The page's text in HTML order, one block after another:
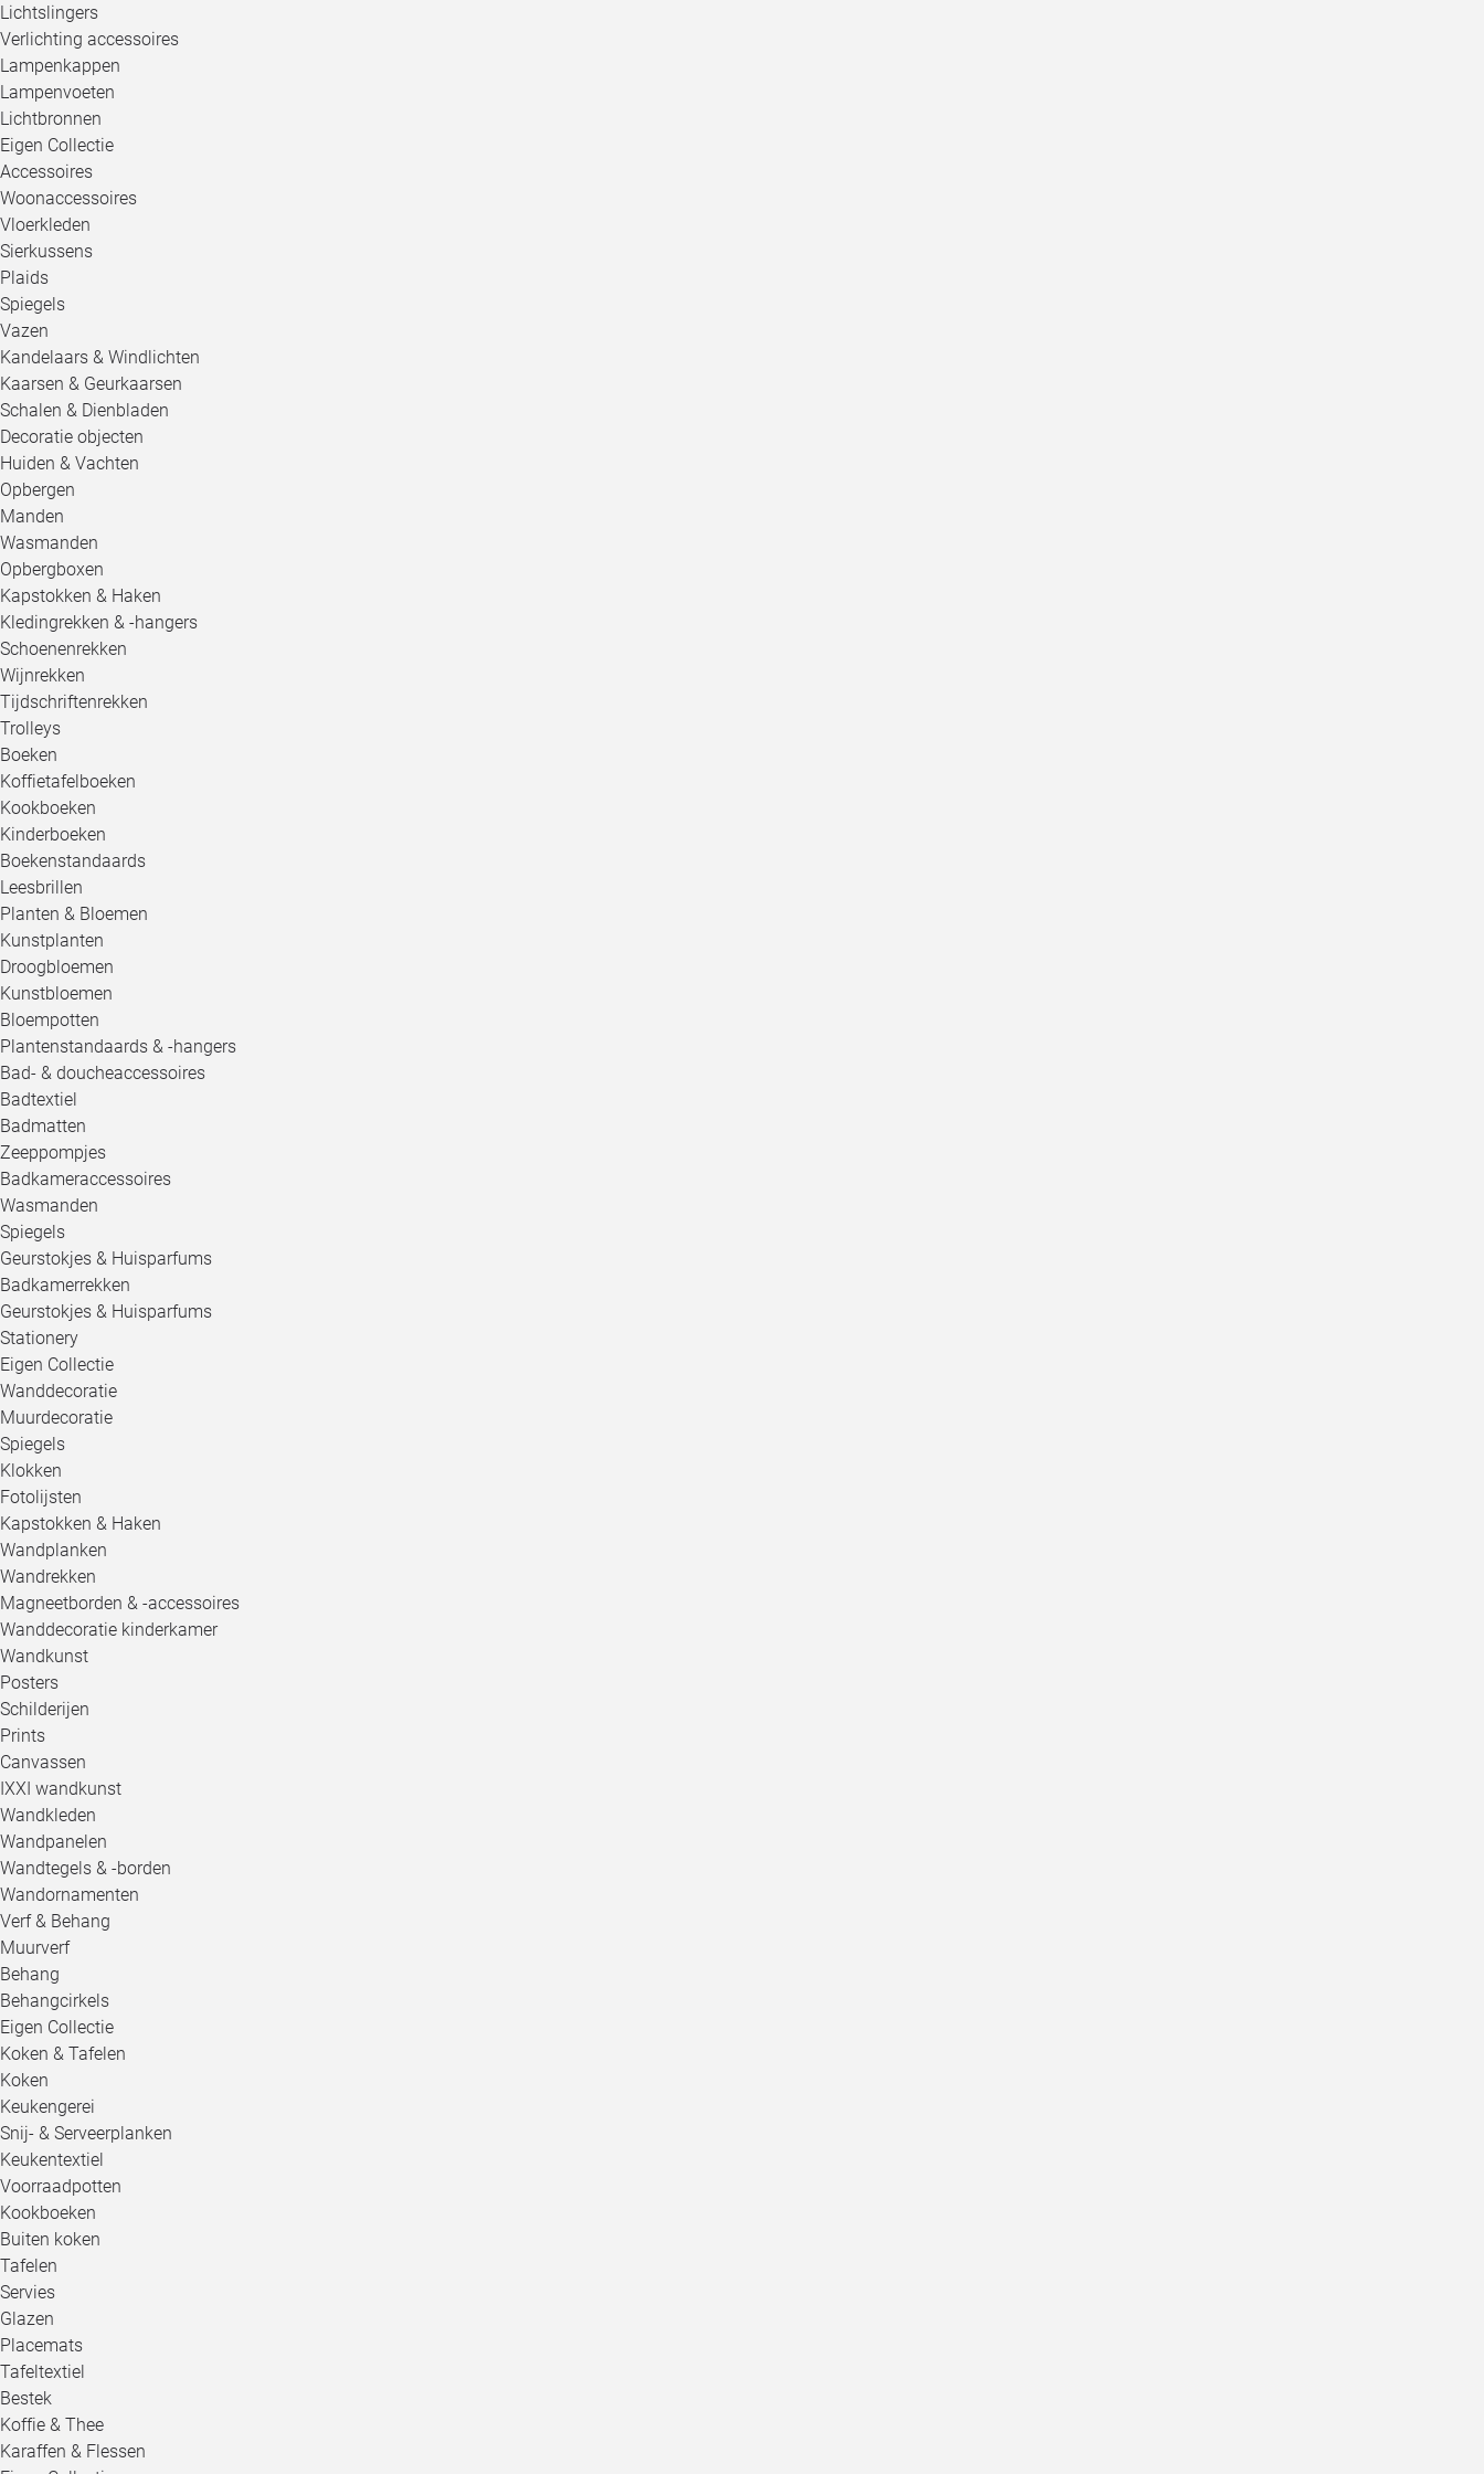
Lichtslingers
Verlichting accessoires
Lampenkappen
Lampenvoeten
Lichtbronnen
Eigen Collectie
Accessoires
Woonaccessoires
Vloerkleden
Sierkussens
Plaids
Spiegels
Vazen
Kandelaars & Windlichten
Kaarsen & Geurkaarsen
Schalen & Dienbladen
Decoratie objecten
Huiden & Vachten
Opbergen
Manden
Wasmanden
Opbergboxen
Kapstokken & Haken
Kledingrekken & -hangers
Schoenenrekken
Wijnrekken
Tijdschriftenrekken
Trolleys
Boeken
Koffietafelboeken
Kookboeken
Kinderboeken
Boekenstandaards
Leesbrillen
Planten & Bloemen
Kunstplanten
Droogbloemen
Kunstbloemen
Bloempotten
Plantenstandaards & -hangers
Bad- & doucheaccessoires
Badtextiel
Badmatten
Zeeppompjes
Badkameraccessoires
Wasmanden
Spiegels
Geurstokjes & Huisparfums
Badkamerrekken
Geurstokjes & Huisparfums
Stationery
Eigen Collectie
Wanddecoratie
Muurdecoratie
Spiegels
Klokken
Fotolijsten
Kapstokken & Haken
Wandplanken
Wandrekken
Magneetborden & -accessoires
Wanddecoratie kinderkamer
Wandkunst
Posters
Schilderijen
Prints
Canvassen
IXXI wandkunst
Wandkleden
Wandpanelen
Wandtegels & -borden
Wandornamenten
Verf & Behang
Muurverf
Behang
Behangcirkels
Eigen Collectie
Koken & Tafelen
Koken
Keukengerei
Snij- & Serveerplanken
Keukentextiel
Voorraadpotten
Kookboeken
Buiten koken
Tafelen
Servies
Glazen
Placemats
Tafeltextiel
Bestek
Koffie & Thee
Karaffen & Flessen